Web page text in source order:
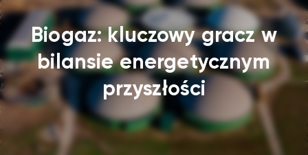
Biogaz: kluczowy gracz w
bilansie energetycznym
przyszłości